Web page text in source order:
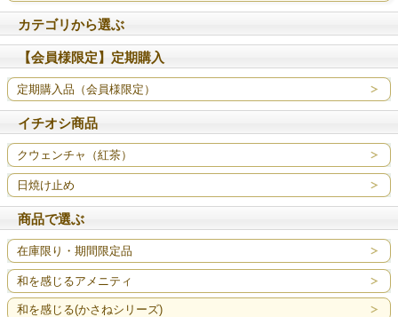
カテゴリから選ぶ
【会員様限定】定期購入
定期購入品（会員様限定）
イチオシ商品
クウェンチャ（紅茶）
日焼け止め
商品で選ぶ
在庫限り・期間限定品
和を感じるアメニティ
和を感じる(かさねシリーズ)